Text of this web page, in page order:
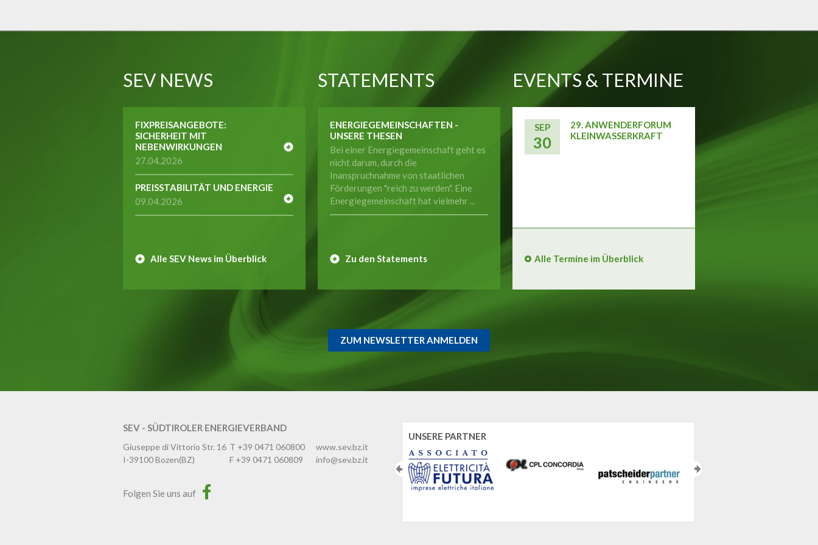
SEV NEWS
FIXPREISANGEBOTE:
SICHERHEIT MIT
NEBENWIRKUNGEN
27.04.2026
PREISSTABILITÄT UND ENERGIE
09.04.2026
Alle SEV News im Überblick
STATEMENTS
ENERGIEGEMEINSCHAFTEN -
UNSERE THESEN
Bei einer Energiegemeinschaft geht es
nicht darum, durch die
Inanspruchnahme von staatlichen
Förderungen "reich zu werden". Eine
Energiegemeinschaft hat vielmehr ...
Zu den Statements
EVENTS & TERMINE
SEP
30
29. ANWENDERFORUM
KLEINWASSERKRAFT
Alle Termine im Überblick
ZUM NEWSLETTER ANMELDEN
SEV - SÜDTIROLER ENERGIEVERBAND
Giuseppe di Vittorio Str. 16
I-39100Bozen(BZ)
T +39 0471 060800
F +39 0471 060809
www.sev.bz.it
info@sev.bz.it
Folgen Sie uns auf
UNSERE PARTNER